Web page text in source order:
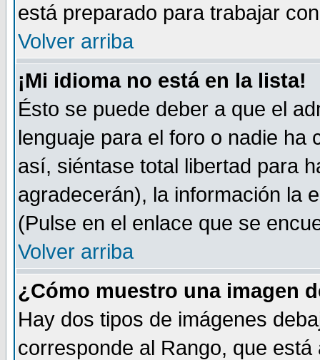
está preparado para trabajar
Volver arriba
¡Mi idioma no está en la lista!
Ésto se puede deber a que el
lenguaje para el foro o nadie ha
así, siéntase total libertad para
agradecerán), la información la
(Pulse en el enlace que se
Volver arriba
¿Cómo muestro una imagen
Hay dos tipos de imágenes
corresponde al Rango, que